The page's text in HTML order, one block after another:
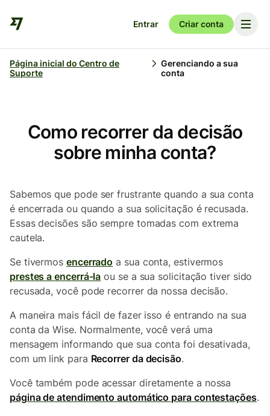
Entrar Criar conta
Página inicial do Centro de
Suporte
Gerenciando a sua
conta
Como recorrer da decisão
sobre minha conta?
Sabemos que pode ser frustrante quando a sua conta
é encerrada ou quando a sua solicitação é recusada.
Essas decisões são sempre tomadas com extrema
cautela.
Se tivermos encerrado a sua conta, estivermos
prestes a encerrá-la ou se a sua solicitação tiver sido
recusada, você pode recorrer da nossa decisão.
A maneira mais fácil de fazer isso é entrando na sua
conta da Wise. Normalmente, você verá uma
mensagem informando que sua conta foi desativada,
com um link para Recorrer da decisão.
Você também pode acessar diretamente a nossa
página de atendimento automático para contestações.